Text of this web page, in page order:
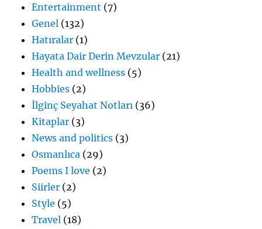
Entertainment (7)
Genel (132)
Hatıralar (1)
Hayata Dair Derin Mevzular (21)
Health and wellness (5)
Hobbies (2)
İlginç Seyahat Notları (36)
Kitaplar (3)
News and politics (3)
Osmanlıca (29)
Poems I love (2)
Siirler (2)
Style (5)
Travel (18)